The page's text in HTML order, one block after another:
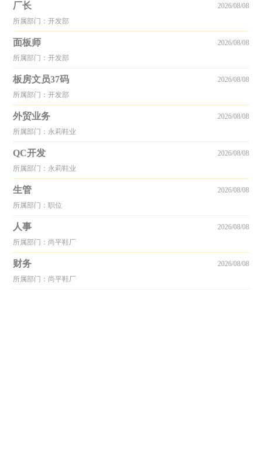
厂长
所属部门：开发部
2026/08/08
面板师
所属部门：开发部
2026/08/08
板房文员37码
所属部门：开发部
2026/08/08
外贸业务
所属部门：永莉鞋业
2026/08/08
QC开发
所属部门：永莉鞋业
2026/08/08
生管
所属部门：职位
2026/08/08
人事
所属部门：尚平鞋厂
2026/08/08
财务
所属部门：尚平鞋厂
2026/08/08